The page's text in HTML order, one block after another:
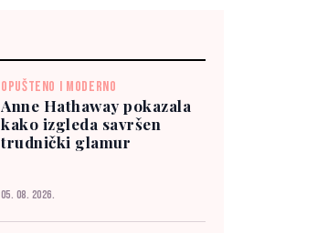
OPUŠTENO I MODERNO
Anne Hathaway pokazala
kako izgleda savršen
trudnički glamur
05. 08. 2026.